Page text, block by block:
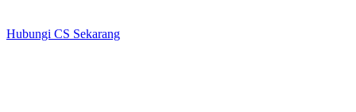
Hubungi CS Sekarang